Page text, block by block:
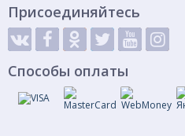
Размер резьбы
Размер резьбы
Характеризует тип и размер
присоединительной резьбы
Присоединяйтесь
Способы оплаты